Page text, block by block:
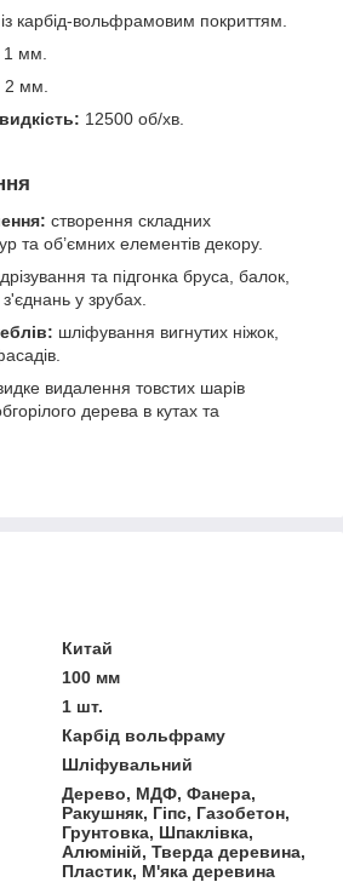
карбід-вольфрамовим покриттям.
1 мм.
2 мм.
12500 об/хв.
створення складних
та об’ємних елементів декору.
та підгонка бруса, балок,
у зрубах.
шліфування вигнутих ніжок,
видалення товстих шарів
дерева в кутах та
Китай
100 мм
1 шт.
Карбід вольфраму
Шліфувальний
Дерево, МДФ, Фанера,
Ракушняк, Гіпс, Газобетон,
Грунтовка, Шпаклівка,
Алюміній, Тверда деревина,
Пластик, М'яка деревина